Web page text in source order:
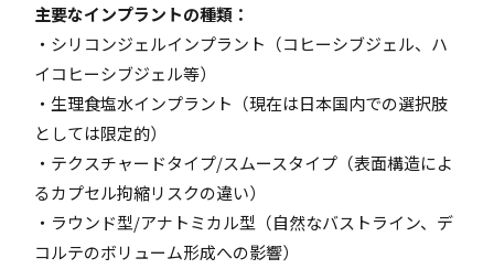
主要なインプラントの種類：
・シリコンジェルインプラント（コヒーシブジェル、ハ
イコヒーシブジェル等）
・生理食塩水インプラント（現在は日本国内での選択肢
としては限定的）
・テクスチャードタイプ/スムースタイプ（表面構造によ
るカプセル拘縮リスクの違い）
・ラウンド型/アナトミカル型（自然なバストライン、デ
コルテのボリューム形成への影響）